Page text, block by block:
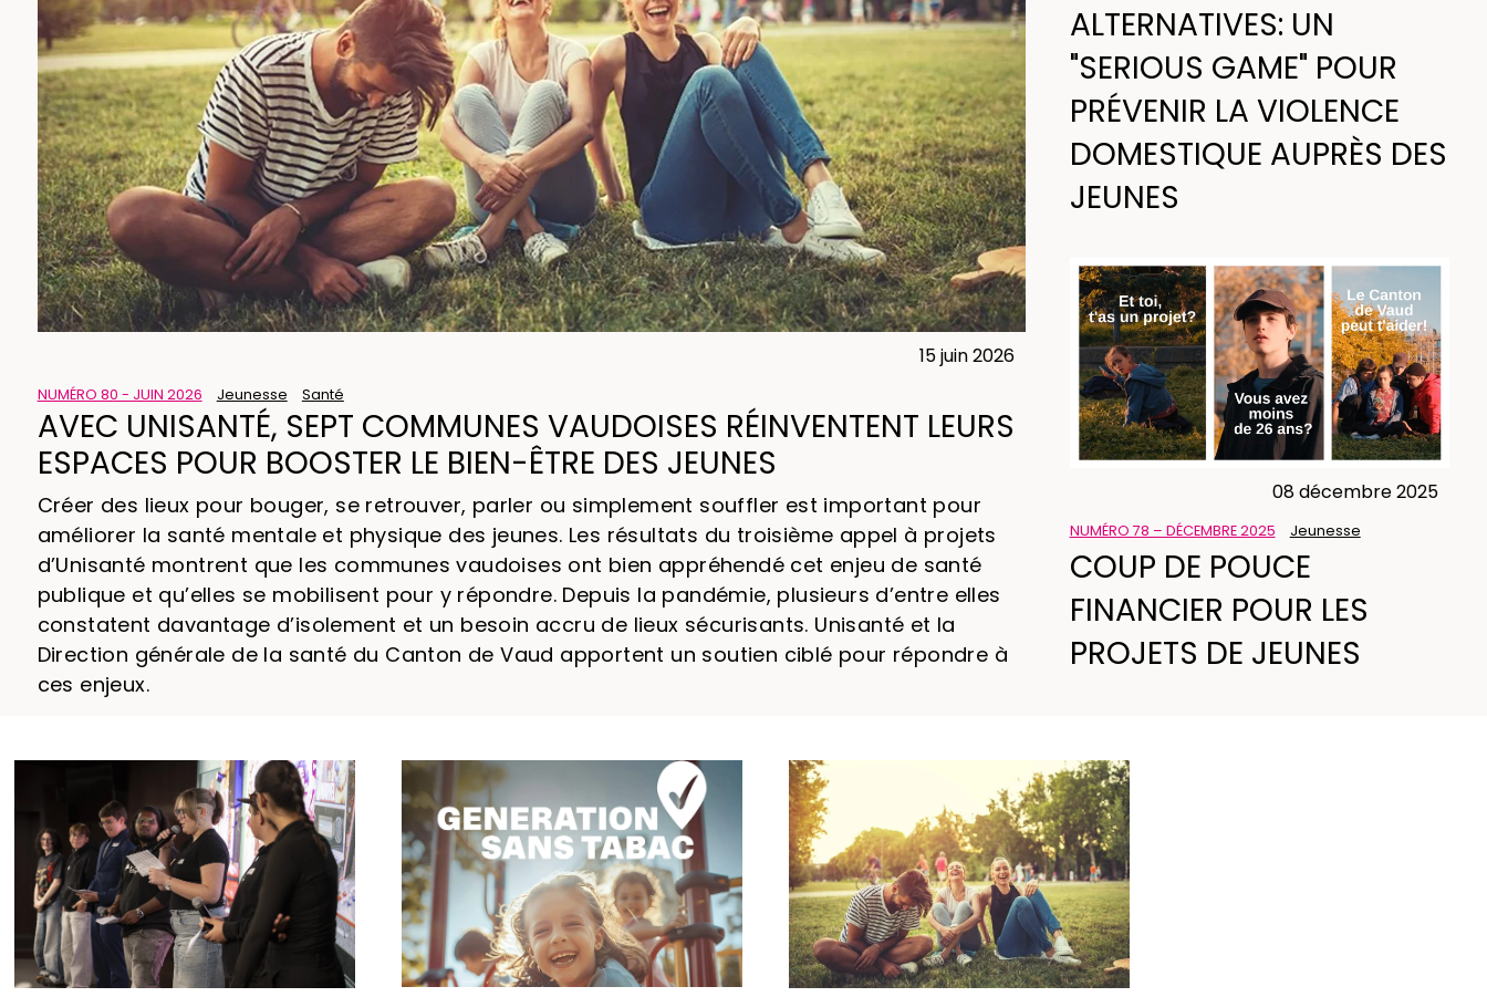
15 juin 2026
NUMÉRO 80 - JUIN 2026 Jeunesse Santé
AVEC UNISANTÉ, SEPT COMMUNES VAUDOISES RÉINVENTENT LEURS
ESPACES POUR BOOSTER LE BIEN-ÊTRE DES JEUNES
Créer des lieux pour bouger, se retrouver, parler ou simplement souffler est important pour
améliorer la santé mentale et physique des jeunes. Les résultats du troisième appel à projets
d’Unisanté montrent que les communes vaudoises ont bien appréhendé cet enjeu de santé
publique et qu’elles se mobilisent pour y répondre. Depuis la pandémie, plusieurs d’entre elles
constatent davantage d’isolement et un besoin accru de lieux sécurisants. Unisanté et la
Direction générale de la santé du Canton de Vaud apportent un soutien ciblé pour répondre à
ces enjeux.
ALTERNATIVES: UN
"SERIOUS GAME" POUR
PRÉVENIR LA VIOLENCE
DOMESTIQUE AUPRÈS DES
JEUNES
08 décembre 2025
NUMÉRO 78 – DÉCEMBRE 2025 Jeunesse
COUP DE POUCE
FINANCIER POUR LES
PROJETS DE JEUNES